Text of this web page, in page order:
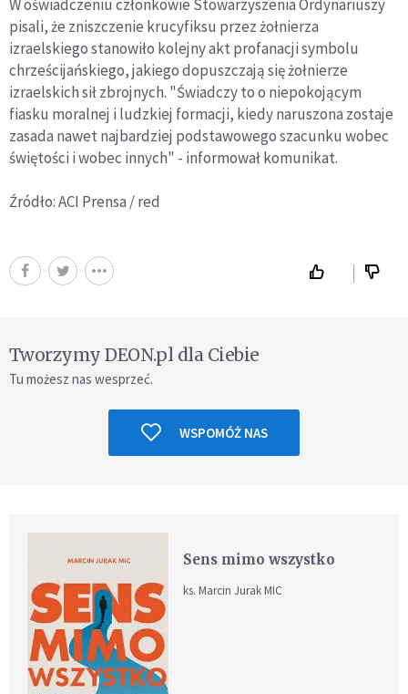
W oświadczeniu członkowie Stowarzyszenia Ordynariuszy
pisali, że zniszczenie krucyfiksu przez żołnierza
izraelskiego stanowiło kolejny akt profanacji symbolu
chrześcijańskiego, jakiego dopuszczają się żołnierze
izraelskich sił zbrojnych. "Świadczy to o niepokojącym
fiasku moralnej i ludzkiej formacji, kiedy naruszona zostaje
zasada nawet najbardziej podstawowego szacunku wobec
świętości i wobec innych" - informował komunikat.
Źródło: ACI Prensa / red
Tworzymy DEON.pl dla Ciebie
Tu możesz nas wesprzeć.
WSPOMÓŻ NAS
Sens mimo wszystko
ks. Marcin Jurak MIC